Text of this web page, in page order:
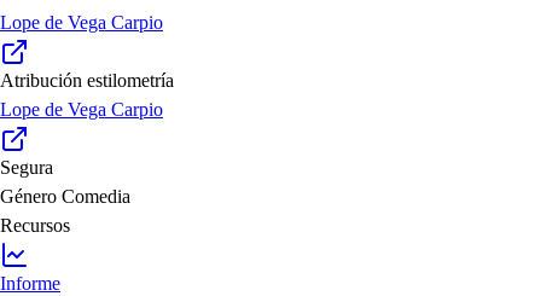
Lope de Vega Carpio
Atribución estilometría
Lope de Vega Carpio
Segura
Género Comedia
Recursos
Informe